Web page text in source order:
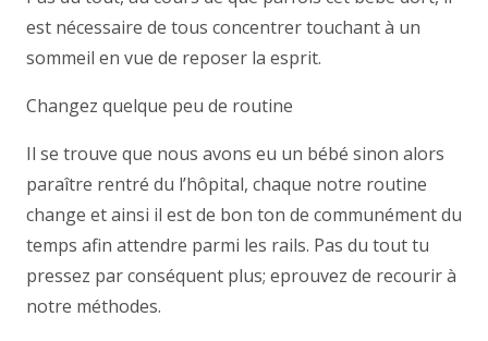
est nécessaire de tous concentrer touchant à un
sommeil en vue de reposer la esprit.
Changez quelque peu de routine
Il se trouve que nous avons eu un bébé sinon alors
paraître rentré du l’hôpital, chaque notre routine
change et ainsi il est de bon ton de communément du
temps afin attendre parmi les rails. Pas du tout tu
pressez par conséquent plus; eprouvez de recourir à
notre méthodes.